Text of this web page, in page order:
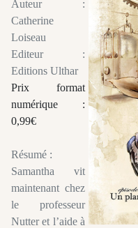
Auteur :
Catherine
Loiseau
Editeur :
Editions Ulthar
Prix format
numérique :
0,99€
Résumé :
Samantha vit
maintenant chez
le professeur
Nutter et l’aide à